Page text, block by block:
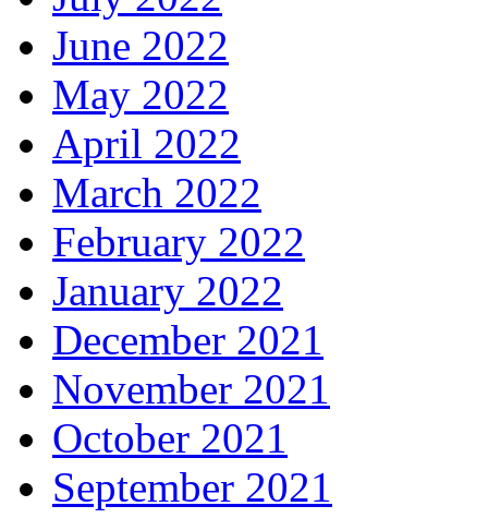
June 2022
May 2022
April 2022
March 2022
February 2022
January 2022
December 2021
November 2021
October 2021
September 2021